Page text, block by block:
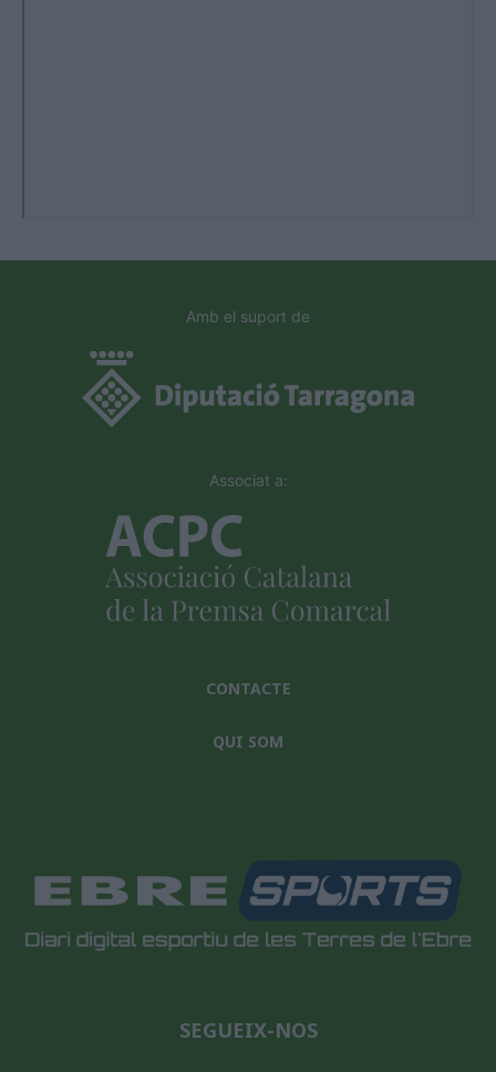
Amb el suport de
Associat a:
CONTACTE
QUI SOM
SEGUEIX-NOS